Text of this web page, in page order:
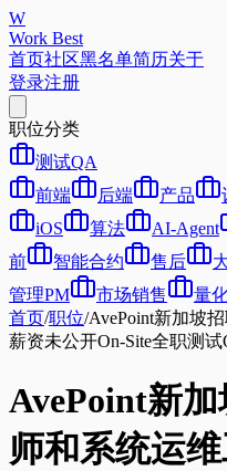
W
Work Best
首页社区黑名单简历关于
登录注册
职位分类
测试QA
前端
后端 产品
iOS
算法 AI-Agent
前
智能合约 售后
管理PM
市场销售 量
首页/职位/AvePoint新加坡
薪资未公开On-Site全职测试
AvePoint新
师和系统运